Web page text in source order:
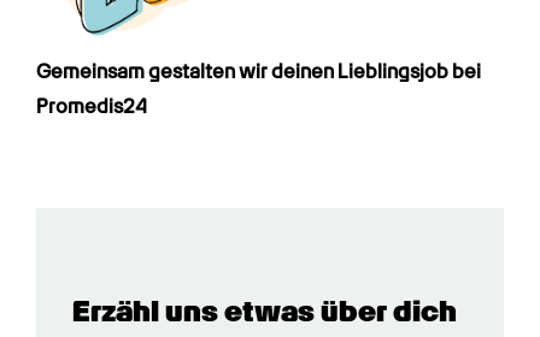
Gemeinsam gestalten wir deinen Lieblings­job bei
Promedis24
Erzähl uns etwas über dich